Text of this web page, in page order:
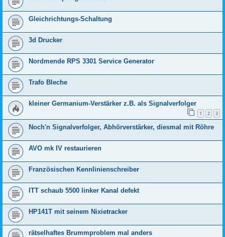
Gleichrichtungs-Schaltung
3d Drucker
Nordmende RPS 3301 Service Generator
Trafo Bleche
kleiner Germanium-Verstärker z.B. als Signalverfolger
1 2 3
Noch'n Signalverfolger, Abhörverstärker, diesmal mit Röhre
AVO mk IV restaurieren
Französischen Kennlinienschreiber
ITT schaub 5500 linker Kanal defekt
HP141T mit seinem Nixietracker
rätselhaftes Brummproblem mal anders